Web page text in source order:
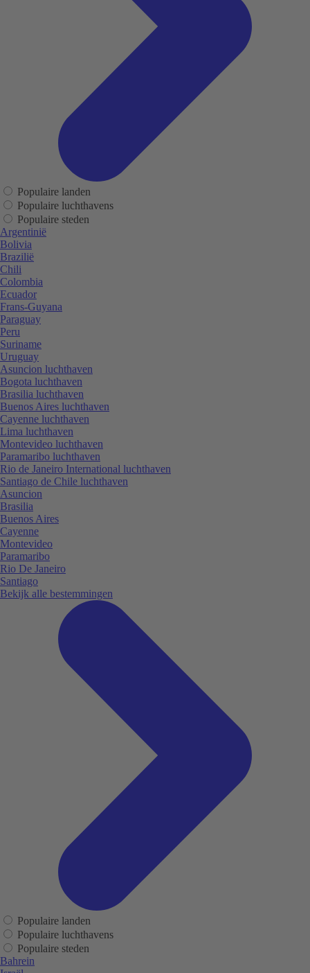
Populaire landen
Populaire luchthavens
Populaire steden
Argentinië
Bolivia
Brazilië
Chili
Colombia
Ecuador
Frans-Guyana
Paraguay
Peru
Suriname
Uruguay
Asuncion luchthaven
Bogota luchthaven
Brasilia luchthaven
Buenos Aires luchthaven
Cayenne luchthaven
Lima luchthaven
Montevideo luchthaven
Paramaribo luchthaven
Rio de Janeiro International luchthaven
Santiago de Chile luchthaven
Asuncion
Brasilia
Buenos Aires
Cayenne
Montevideo
Paramaribo
Rio De Janeiro
Santiago
Bekijk alle bestemmingen
Populaire landen
Populaire luchthavens
Populaire steden
Bahrein